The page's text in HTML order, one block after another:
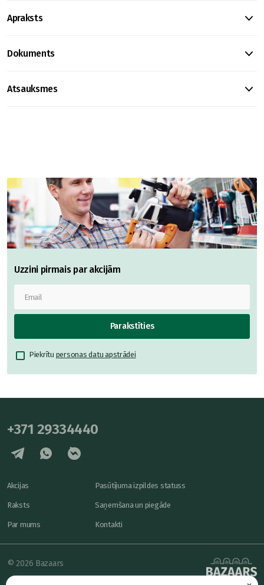
Apraksts
Dokuments
Atsauksmes
Uzzini pirmais par akcijām
Parakstīties
Piekrītu personas datu apstrādei
+371 29334440
Akcijas
Raksts
Par mums
Pasūtījuma izpildes statuss
Saņemšana un piegāde
Kontakti
© 2026 Bazaars